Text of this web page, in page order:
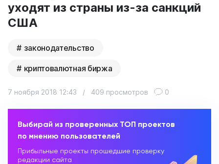
уходят из страны из-за санкций
США
законодательство
криптовалютная биржа
7 ноября 2018 12:43 / 409 просмотров 0
Выбирай из проверенных ТОП проектов
по мнению пользователей
Прибыльные проекты прошедшие проверку
редакции сайта